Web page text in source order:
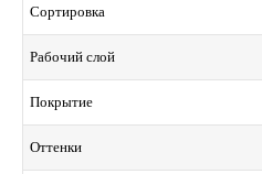
Сортировка
Рабочий слой
Покрытие
Оттенки